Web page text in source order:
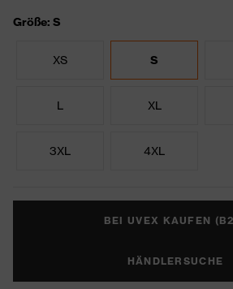
Größe: S
XS S
L XL
3XL 4XL
BEI UVEX KAUFEN
HÄNDLERSUCHE